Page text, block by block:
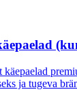
ja tugeva